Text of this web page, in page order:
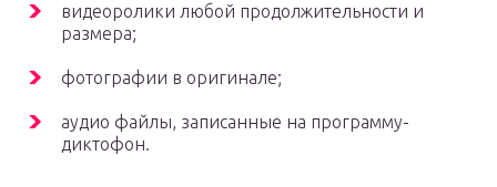
видеоролики любой продолжительности и
размера;
фотографии в оригинале;
аудио файлы, записанные на программу-
диктофон.